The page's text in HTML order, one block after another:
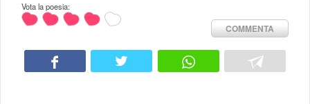
Vota la poesia:
COMMENTA